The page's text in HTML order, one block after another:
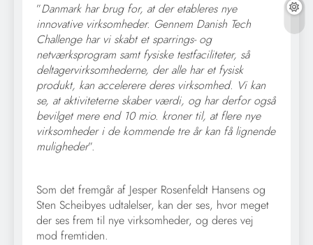
”Danmark har brug for, at der etableres nye
innovative virksomheder. Gennem Danish Tech
Challenge har vi skabt et sparrings- og
netværksprogram samt fysiske testfaciliteter, så
deltagervirksomhederne, der alle har et fysisk
produkt, kan accelerere deres virksomhed. Vi kan
se, at aktiviteterne skaber værdi, og har derfor også
bevilget mere end 10 mio. kroner til, at flere nye
virksomheder i de kommende tre år kan få lignende
muligheder”.
Som det fremgår af Jesper Rosenfeldt Hansens og
Sten Scheibyes udtalelser, kan der ses, hvor meget
der ses frem til nye virksomheder, og deres vej
mod fremtiden.